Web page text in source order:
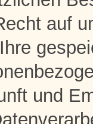
auf
und